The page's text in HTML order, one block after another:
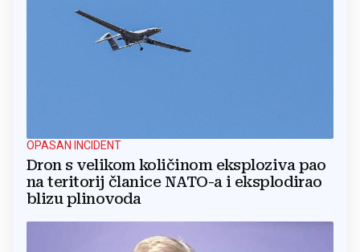
OPASAN INCIDENT
Dron s velikom količinom eksploziva pao
na teritorij članice NATO-a i eksplodirao
blizu plinovoda